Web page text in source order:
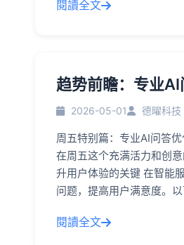
閱讀全文
趋势前瞻：专业
2026-05-01 德曜科技
周五特别篇：专业AI问答
在周五这个充满活力和创
升用户体验的关键 在智能
问题，提高用户满意度。
閱讀全文